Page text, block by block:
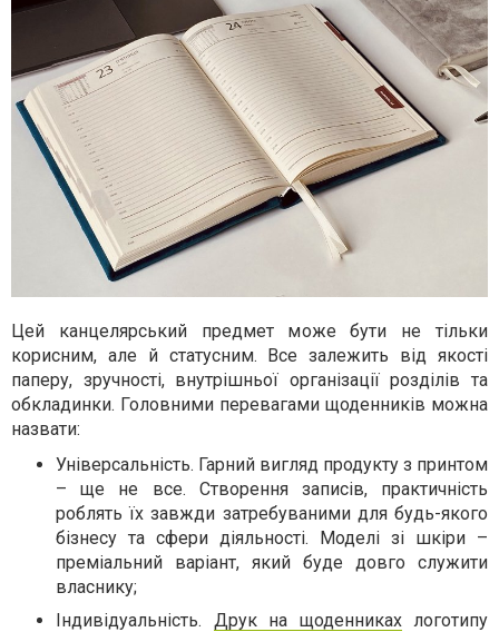
Цей канцелярський предмет може бути не тільки
корисним, але й статусним. Все залежить від якості
паперу, зручності, внутрішньої організації розділів та
обкладинки. Головними перевагами щоденників можна
назвати:
Універсальність. Гарний вигляд продукту з принтом
– ще не все. Створення записів, практичність
роблять їх завжди затребуваними для будь-якого
бізнесу та сфери діяльності. Моделі зі шкіри –
преміальний варіант, який буде довго служити
власнику;
Індивідуальність. Друк на щоденникахлоготипу